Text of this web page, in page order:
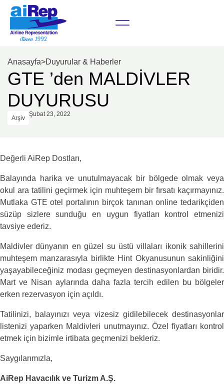
Anasayfa>Duyurular & Haberler
GTE ’den MALDİVLER
DUYURUSU
Arşiv
Şubat 23, 2022
Değerli AiRep Dostları,
Balayında harika ve unutulmayacak bir bölgede olmak veya
okul ara tatilini geçirmek için muhteşem bir fırsatı kaçırmayınız.
Mutlaka GTE otel portalının birçok tanınan online tedarikçiden
süzüp sizlere sunduğu en uygun fiyatları kontrol etmenizi
tavsiye ederiz.
Maldivler dünyanın en güzel su üstü villaları ikonik sahillerini
muhteşem manzarasıyla birlikte Hint Okyanusunun sakinliğini
yaşayabileceğiniz modası geçmeyen destinasyonlardan biridir.
Mart ve Nisan aylarında daha fazla tercih edilen bu bölgeler
erken rezervasyon için açıldı.
Tatilinizi, balayınızı veya vizesiz gidilebilecek destinasyonlar
listenizi yaparken Maldivleri unutmayınız. Özel fiyatları kontrol
etmek için bizimle irtibata geçmenizi bekleriz.
Saygılarımızla,
AiRep Havacılık ve Turizm A.Ş.